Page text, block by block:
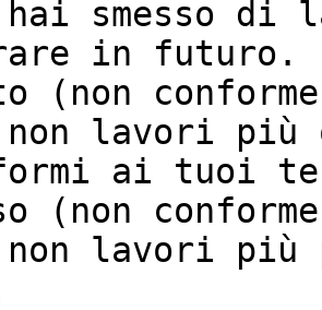
smesso di
in
(non
lavori più
ai tuoi
(non
lavori più